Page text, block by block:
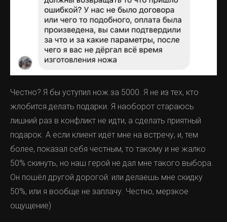
Честно? Я бы уступил нож за 5000. Я не из тех, кто
жлобится делать подарки. Я наоборот стараюсь
лишний раз в конфликт не идти, а сделать приятный
подарок. А если клиент идёт мне на встречу, и, тем
более, показал себя честным, то такому и не жалко
50% скинуть, но наш герой не дал мне такого выбора.
Он пошёл другой дорогой: или делаешь мне скидку
50%, или я вообще не заплачу. Честно, мерзкое
ощущение)